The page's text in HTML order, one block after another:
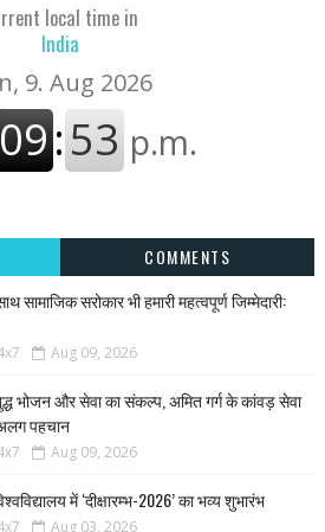
local time in
India
COMMENTS
सामाजिक सरोकार भी हमारी महत्वपूर्ण जिम्मेदारी:
Aug 09, 2026
भोजन और सेवा का संकल्प, अमित गर्ग के कांवड़ सेवा
पहचान
Aug 09, 2026
में ‘दीक्षारम्भ-2026’ का भव्य शुभारंभ
Aug 03, 2026